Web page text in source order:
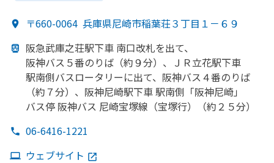
〒660-0064 兵庫県尼崎市稲葉荘３丁目１－６９
阪急武庫之荘駅下車 南口改札を出て、
阪神バス５番のりば （約９分）、 ＪＲ立花駅下車
駅南側バスロータリーに出て、 阪神バス４番のりば
（約７分）、 阪神尼崎駅下車 駅南側 「阪神尼崎」
バス停 阪神バス 尼崎宝塚線 （宝塚行）
（約２５分）
06-6416-1221
ウェブサイト